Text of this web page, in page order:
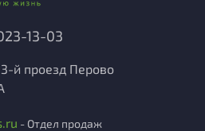
13-03
й проезд Перово
- Отдел продаж